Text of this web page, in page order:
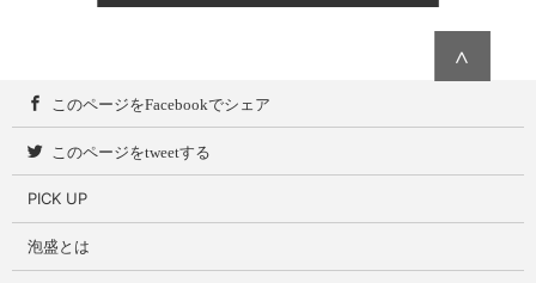
∧
このページをFacebookでシェア
このページをtweetする
PICK UP
泡盛とは